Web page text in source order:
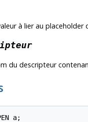
à lier au
du descripteur
a;